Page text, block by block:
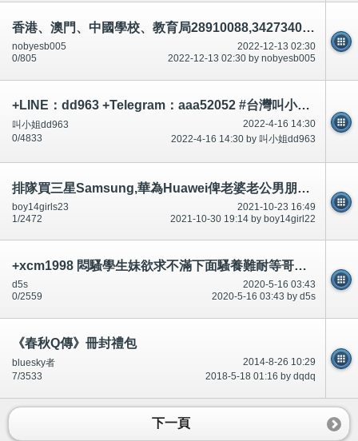
香港、澳門、中國學校、教育局28910088,34273401,28926270有份車禍殺人.(說話前後不一)串通,合謀,論壇/討論區有講有說
2022-12-13 02:30
nobyesb005
2022-12-13 02:30 by nobyesb005
0/805
+LINE：dd963 +Telegram：aaa52052 #台灣叫小姐 #台中叫小姐 #台北叫小姐 #高雄叫小姐 #新竹叫小姐 #台南叫小姐 #彰化叫小
2022-4-16 14:30
叫小姐dd963
2022-4-16 14:30 by 叫小姐dd963
0/4833
排隊買三星Samsung,華為Huawei俾老婆老公男朋友,政府講$2100手機媲美好過Samsung華為-腦殘有圖-公開
2021-10-23 16:49
boy14girls23
2021-10-30 19:14 by boy14girl22
1/2472
+xcm1998 悶騷學生妹欲求不滿下面騷養難耐等哥哥插她小穴穴
2020-5-16 03:43
d5s
2020-5-16 03:43 by d5s
0/2559
《春秋Q傳》冊封禮包
2014-8-26 10:29
bluesky者
2018-5-18 01:16 by dqdq
7/3533
下一頁